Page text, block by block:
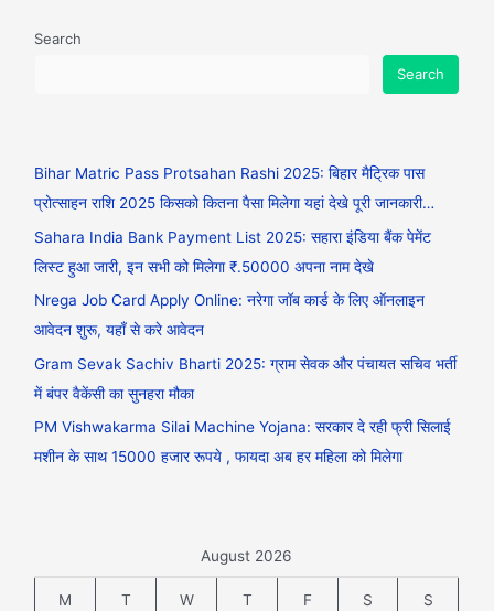
Search
Search
Bihar Matric Pass Protsahan Rashi 2025: बिहार मैट्रिक पास
प्रोत्साहन राशि 2025 किसको कितना पैसा मिलेगा यहां देखे पूरी जानकारी…
Sahara India Bank Payment List 2025: सहारा इंडिया बैंक पेमेंट
लिस्ट हुआ जारी, इन सभी को मिलेगा ₹.50000 अपना नाम देखे
Nrega Job Card Apply Online: नरेगा जॉब कार्ड के लिए ऑनलाइन
आवेदन शुरू, यहाँ से करे आवेदन
Gram Sevak Sachiv Bharti 2025: ग्राम सेवक और पंचायत सचिव भर्ती
में बंपर वैकेंसी का सुनहरा मौका
PM Vishwakarma Silai Machine Yojana: सरकार दे रही फ्री सिलाई
मशीन के साथ 15000 हजार रूपये , फायदा अब हर महिला को मिलेगा
August 2026
M T W T F S S